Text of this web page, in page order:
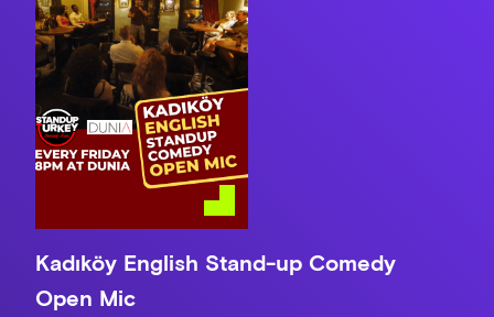
Kadıköy English Stand-up Comedy
Open Mic